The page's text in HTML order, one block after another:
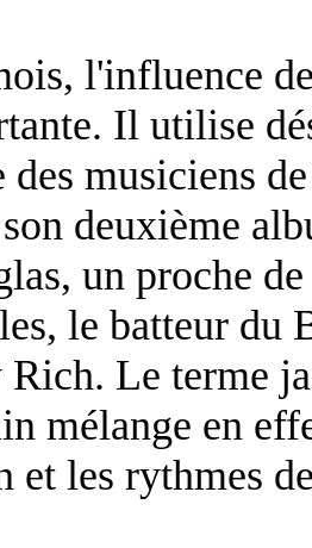
l'influence
Il utilise
des musiciens
deuxième
un proche
le batteur du
Le terme
mélange en
et les rythmes